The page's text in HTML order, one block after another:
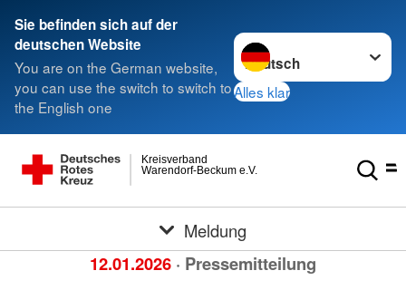
Sie befinden sich auf der
deutschen Website
You are on the German website,
you can use the switch to switch to
the English one
Sprache wechseln zu
Alles klar
Warendorf-Beckum e.V.
Kreisverband
Meldung
12.01.2026 · Pressemitteilung